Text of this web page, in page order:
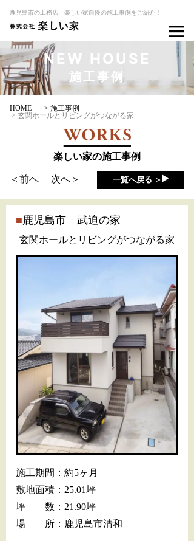
鹿児島市の工務店 楽しい家自慢の施工事例をご紹介！
NEW HOUSE
施工事例
HOME
> 施工事例
> 玄関ホールとリビングがつながる家
楽しい家の施工事例
＜前へ 次へ＞ 一覧へ戻る ＞
鹿児島市 武迫の家
玄関ホールとリビングがつながる家
施工期間：約5ヶ月
敷地面積：25.01坪
坪 数：21.90坪
場 所：鹿児島市清和